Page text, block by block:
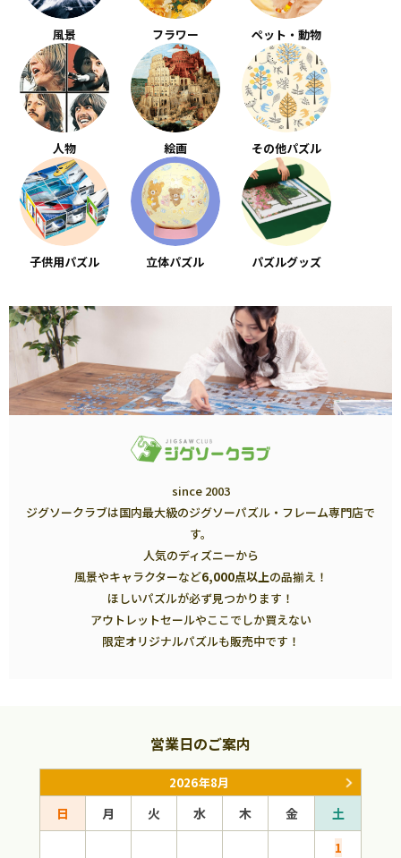
風景 フラワー ペット・動物
人物 絵画 その他パズル
子供用パズル 立体パズル パズルグッズ
since 2003
ジグソークラブは国内最大級のジグソーパズル・フレーム専門店で
す。
人気のディズニーから
風景やキャラクターなど6,000点以上の品揃え！
ほしいパズルが必ず見つかります！
アウトレットセールやここでしか買えない
限定オリジナルパズルも販売中です！
営業日のご案内
2026年8月
日 月 火 水 木 金
土
1